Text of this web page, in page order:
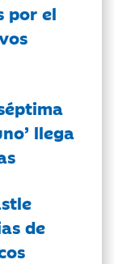
por el
llega
de